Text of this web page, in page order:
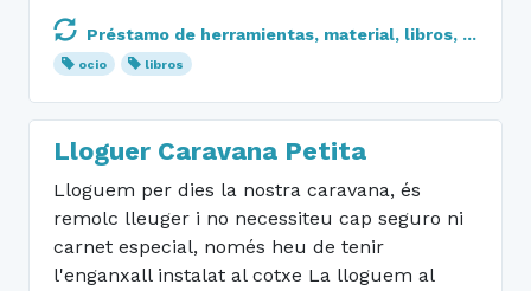
Préstamo de herramientas, material, libros, ...
ocio libros
Lloguer Caravana Petita
Lloguem per dies la nostra caravana, és
remolc lleuger i no necessiteu cap seguro ni
carnet especial, només heu de tenir
l'enganxall instalat al cotxe La lloguem al